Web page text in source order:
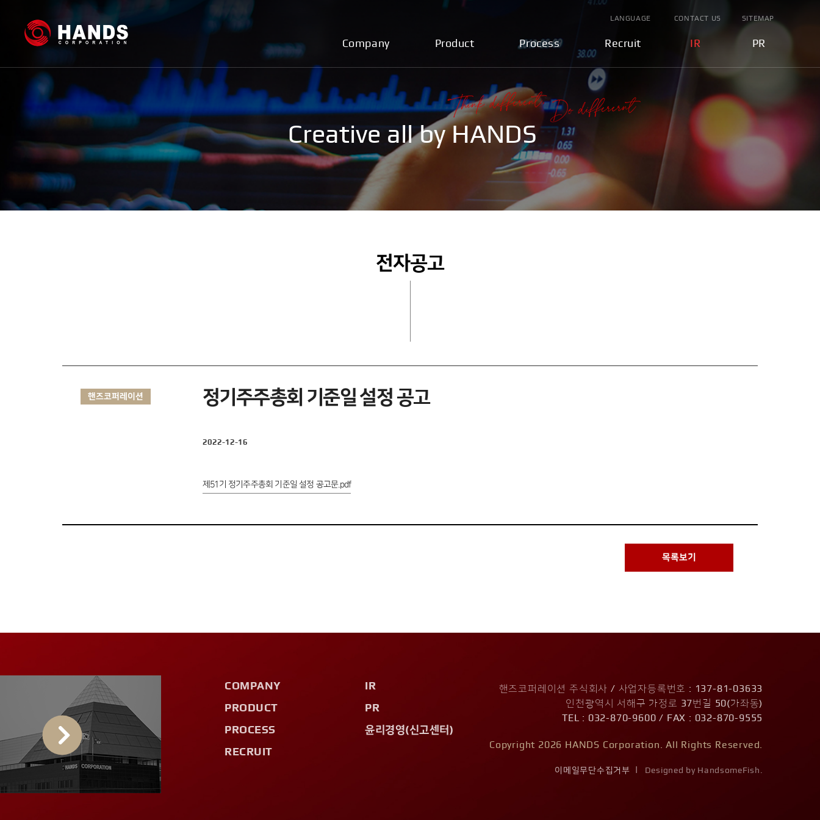
Company Product Process Recruit IR PR
LANGUAGE CONTACT US SITEMAP
Creative all by HANDS
전자공고
핸즈코퍼레이션 정기주주총회 기준일 설정 공고
2022-12-16
제51기 정기주주총회 기준일 설정 공고문.pdf
목록보기
COMPANY
PRODUCT
PROCESS
RECRUIT
IR
PR
윤리경영(신고센터)
핸즈코퍼레이션 주식회사 / 사업자등록번호 : 137-81-03633
인천광역시 서해구 가정로 37번길 50(가좌동)
TEL : 032-870-9600 / FAX : 032-870-9555
Copyright 2026 HANDS Corporation. All Rights Reserved.
이메일무단수집거부 Designed by HandsomeFish.